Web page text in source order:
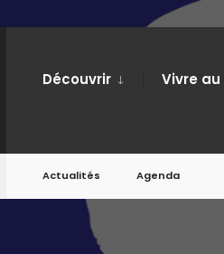
Découvrir Vivre au
Actualités Agenda